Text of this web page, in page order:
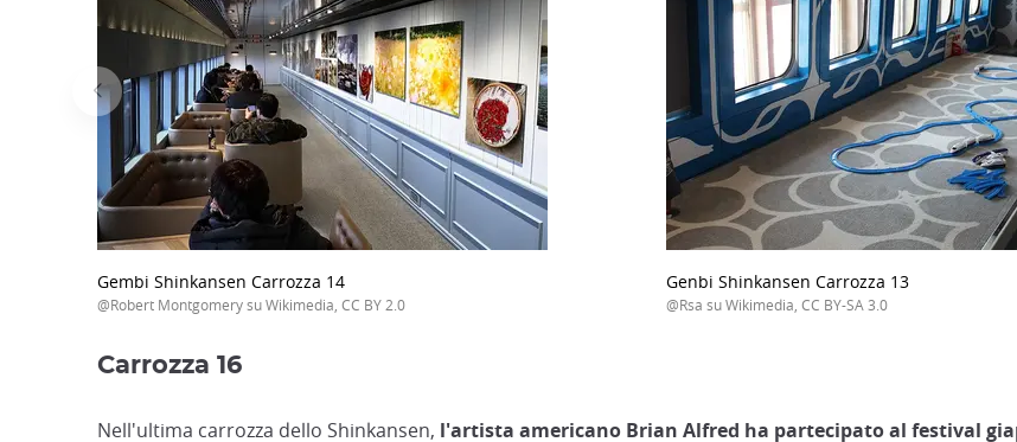
Gembi Shinkansen Carrozza 14
@Robert Montgomery su Wikimedia, CC BY 2.0
Genbi Shinkansen Carrozza 13
@Rsa su Wikimedia, CC BY-SA 3.0
Carrozza 16
Nell'ultima carrozza dello Shinkansen, l'artista americano Brian Alfred ha partecipato al festival